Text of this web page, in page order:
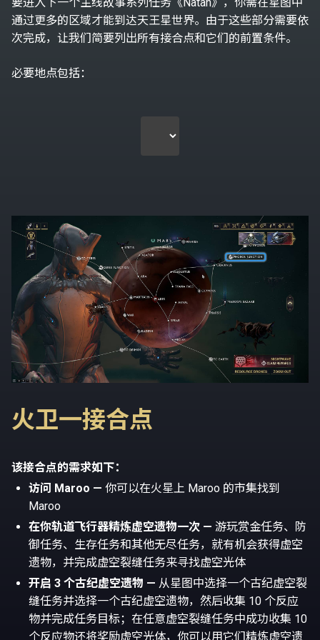
通过更多的区域才能到达天王星世界。由于这些部分需要依
次完成，让我们简要列出所有接合点和它们的前置条件。
必要地点包括：
火卫一接合点
该接合点的需求如下：
访问 Maroo —你可以在火星上 Maroo 的市集找到
Maroo
在你轨道飞行器精炼虚空遗物一次 —游玩赏金任务、防
御任务、生存任务和其他无尽任务，就有机会获得虚空
遗物，并完成虚空裂缝任务来寻找虚空光体
开启 3 个古纪虚空遗物 — 从星图中选择一个古纪虚空裂
缝任务并选择一个古纪虚空遗物，然后收集 10 个反应
物并完成任务目标；在任意虚空裂缝任务中成功收集 10
个反应物还将奖励虚空光体，你可以用它们精炼虚空遗